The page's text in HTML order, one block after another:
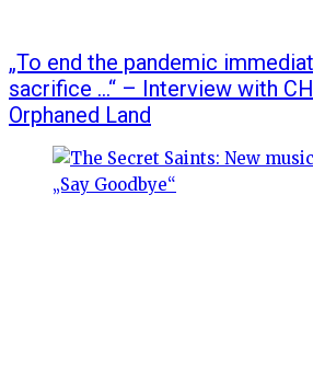
„To end the pandemic
sacrifice …“ – Interview with
Orphaned Land